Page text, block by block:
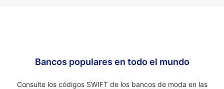
Bancos populares en todo el mundo
Consulte los códigos SWIFT de los bancos de moda en las